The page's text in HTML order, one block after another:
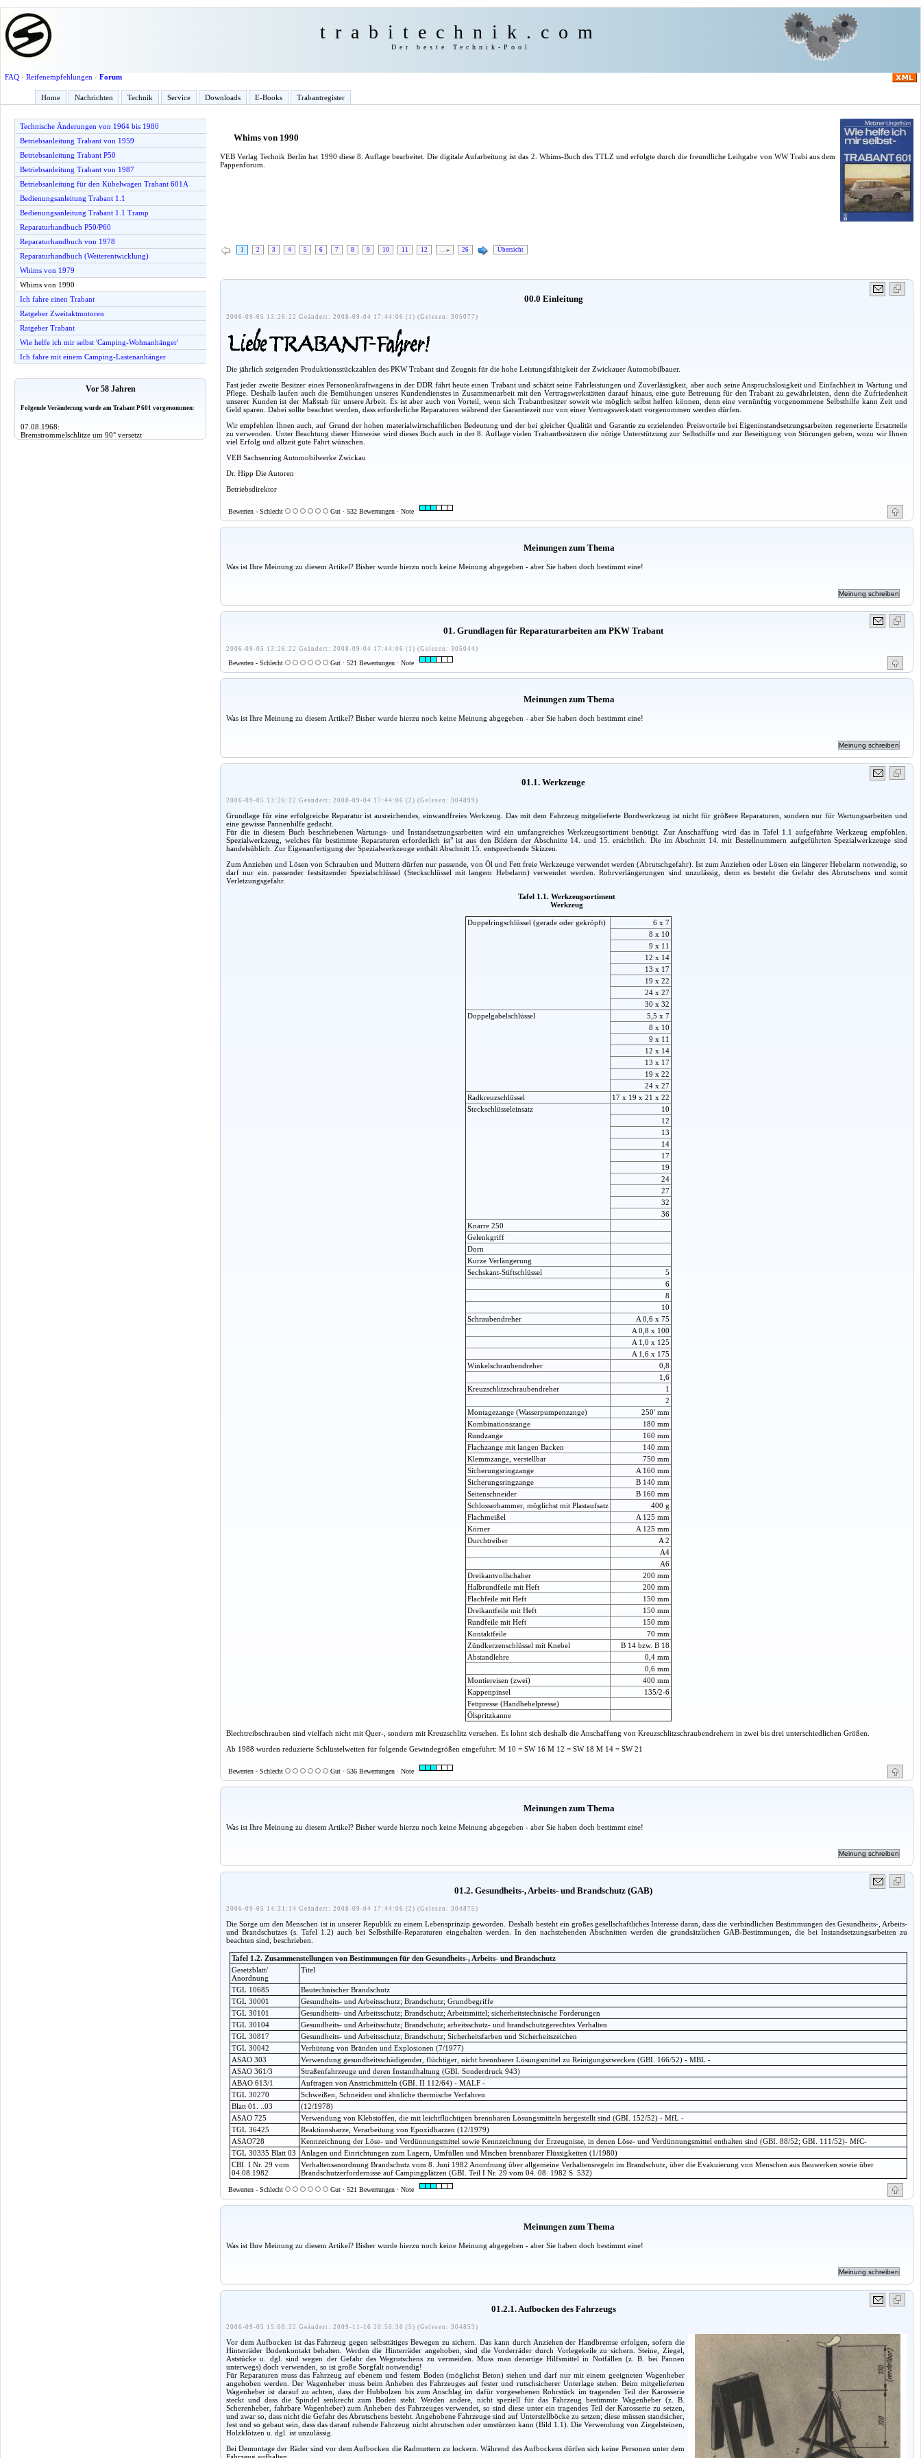
trabitechnik.com
Der beste Technik-Pool
FAQ· Reifenempfehlungen · Forum
Home Nachrichten Technik Service Downloads E-Books Trabantregister
Technische Änderungen von 1964 bis 1980
Betriebsanleitung Trabant von 1959
Betriebsanleitung Trabant P50
Betriebsanleitung Trabant von 1987
Betriebsanleitung für den Kübelwagen Trabant 601A
Bedienungsanleitung Trabant 1.1
Bedienungsanleitung Trabant 1.1 Tramp
Reparaturhandbuch P50/P60
Reparaturhandbuch von 1978
Reparaturhandbuch (Weiterentwicklung)
Whims von 1979
Whims von 1990
Ich fahre einen Trabant
Ratgeber Zweitaktmotoren
Ratgeber Trabant
Wie helfe ich mir selbst 'Camping-Wohnanhänger'
Ich fahre mit einem Camping-Lastenanhänger
Vor 58 Jahren
Folgende Veränderung wurde am Trabant P 601 vorgenommen:
07.08.1968:
Bremstrommelschlitze um 90° versetzt
Whims von 1990
VEB Verlag Technik Berlin hat 1990 diese 8. Auflage bearbeitet. Die digitale Aufarbeitung ist das 2. Whims-Buch des TTLZ und erfolgte durch die freundliche Leihgabe von WW Trabi aus dem
Pappenforum.
1 2 3 4 5 6 7 8 9 10 11 12 … 26 Übersicht
00.0 Einleitung
2006-09-05 13:26:22 Geändert: 2008-09-04 17:44:06 (1) (Gelesen: 305077)
Die jährlich steigenden Produktionsstückzahlen des PKW Trabant sind Zeugnis für die hohe Leistungsfähigkeit der Zwickauer Automobilbauer.
Fast jeder zweite Besitzer eines Personenkraftwagens in der DDR fährt heute einen Trabant und schätzt seine Fahrleistungen und Zuverlässigkeit, aber auch seine Anspruchslosigkeit und Einfachheit in Wartung und
Pflege. Deshalb laufen auch die Bemühungen unseres Kundendienstes in Zusammenarbeit mit den Vertragswerkstätten darauf hinaus, eine gute Betreuung für den Trabant zu gewährleisten, denn die Zufriedenheit
unserer Kunden ist der Maßstab für unsere Arbeit. Es ist aber auch von Vorteil, wenn sich Trabantbesitzer soweit wie möglich selbst helfen können, denn eine vernünftig vorgenommene Selbsthilfe kann Zeit und
Geld sparen. Dabei sollte beachtet werden, dass erforderliche Reparaturen während der Garantiezeit nur von einer Vertragswerkstatt vorgenommen werden dürfen.
Wir empfehlen Ihnen auch, auf Grund der hohen materialwirtschaftlichen Bedeutung und der bei gleicher Qualität und Garantie zu erzielenden Preisvorteile bei Eigeninstandsetzungsarbeiten regenerierte Ersatzteile
zu verwenden. Unter Beachtung dieser Hinweise wird dieses Buch auch in der 8. Auflage vielen Trabantbesitzern die nötige Unterstützung zur Selbsthilfe und zur Beseitigung von Störungen geben, wozu wir Ihnen
viel Erfolg und allzeit gute Fahrt wünschen.
VEB Sachsenring Automobilwerke Zwickau
Dr. Hipp Die Autoren
Betriebsdirektor
Bewerten - Schlecht Gut · 532 Bewertungen · Note
Meinungen zum Thema
Was ist Ihre Meinung zu diesem Artikel? Bisher wurde hierzu noch keine Meinung abgegeben - aber Sie haben doch bestimmt eine!
01. Grundlagen für Reparaturarbeiten am PKW Trabant
2006-09-05 13:26:22 Geändert: 2008-09-04 17:44:06 (1) (Gelesen: 305044)
Bewerten - Schlecht Gut · 521 Bewertungen · Note
Meinungen zum Thema
Was ist Ihre Meinung zu diesem Artikel? Bisher wurde hierzu noch keine Meinung abgegeben - aber Sie haben doch bestimmt eine!
01.1. Werkzeuge
2006-09-05 13:26:22 Geändert: 2008-09-04 17:44:06 (2) (Gelesen: 304899)
Grundlage für eine erfolgreiche Reparatur ist ausreichendes, einwandfreies Werkzeug. Das mit dem Fahrzeug mitgelieferte Bordwerkzeug ist nicht für größere Reparaturen, sondern nur für Wartungsarbeiten und
eine gewisse Pannenhilfe gedacht.
Für die in diesem Buch beschriebenen Wartungs- und Instandsetzungsarbeiten wird ein umfangreiches Werkzeugsortiment benötigt. Zur Anschaffung wird das in Tafel 1.1 aufgeführte Werkzeug empfohlen.
Spezialwerkzeug, welches für bestimmte Reparaturen erforderlich ist" ist aus den Bildern der Abschnitte 14. und 15. ersichtlich. Die im Abschnitt 14. mit Bestellnummern aufgeführten Spezialwerkzeuge sind
handelsüblich. Zur Eigenanfertigung der Spezialwerkzeuge enthält Abschnitt 15. entsprechende Skizzen.
Zum Anziehen und Lösen von Schrauben und Muttern dürfen nur passende, von Öl und Fett freie Werkzeuge verwendet werden (Abrutschgefahr). Ist zum Anziehen oder Lösen ein längerer Hebelarm notwendig, so
darf nur ein. passender festsitzender Spezialschlüssel (Steckschlüssel mit langem Hebelarm) verwendet werden. Rohrverlängerungen sind unzulässig, denn es besteht die Gefahr des Abrutschens und somit
Verletzungsgefahr.
Tafel 1.1. Werkzeugsortiment
Werkzeug
Doppelringschlüssel (gerade oder gekröpft)
6 x 7
8 x 10
9 x 11
12 x 14
13 x 17
19 x 22
24 x 27
30 x 32
Doppelgabelschlüssel
5,5 x 7
8 x 10
9 x 11
12 x 14
13 x 17
19 x 22
24 x 27
Radkreuzschlüssel
17 x 19 x 21 x 22
Steckschlüsseleinsatz
10
12
13
14
17
19
24
27
32
36
Knarre 250
Gelenkgriff
Dorn
Kurze Verlängerung
Sechskant-Stiftschlüssel
5
6
8
10
Schraubendreher
A 0,6 x 75
A 0,8 x 100
A 1,0 x 125
A 1,6 x 175
Winkelschraubendreher
0,8
1,6
Kreuzschlitzschraubendreher
1
2
Montagezange (Wasserpumpenzange)
250' mm
Kombinationszange
180 mm
Rundzange
160 mm
Flachzange mit langen Backen
140 mm
Klemmzange, verstellbar
750 mm
Sicherungsringzange
A 160 mm
Sicherungsringzange
B 140 mm
Seitenschneider
B 160 mm
Schlosserhammer, möglichst mit Plastaufsatz
400 g
Flachmeißel
A 125 mm
Körner
A 125 mm
Durchtreiber
A 2
A4
A6
Dreikantvollschaber
200 mm
Halbrundfeile mit Heft
200 mm
Flachfeile mit Heft
150 mm
Dreikantfeile mit Heft
150 mm
Rundfeile mit Heft
150 mm
Kontaktfeile
70 mm
Zündkerzenschlüssel mit Knebel
B 14 bzw. B 18
Abstandlehre
0,4 mm
0,6 mm
Montiereisen (zwei)
400 mm
Kappenpinsel
135/2-6
Fettpresse (Handhebelpresse)
Ölspritzkanne
Blechtreibschrauben sind vielfach nicht mit Quer-, sondern mit Kreuzschlitz versehen. Es lohnt sich deshalb die Anschaffung von Kreuzschlitzschraubendrehern in zwei bis drei unterschiedlichen Größen.
Ab 1988 wurden reduzierte Schlüsselweiten für folgende Gewindegrößen eingeführt: M 10 = SW 16 M 12 = SW 18 M 14 = SW 21
Bewerten - Schlecht Gut · 536 Bewertungen · Note
Meinungen zum Thema
Was ist Ihre Meinung zu diesem Artikel? Bisher wurde hierzu noch keine Meinung abgegeben - aber Sie haben doch bestimmt eine!
01.2. Gesundheits-, Arbeits- und Brandschutz (GAB)
2006-09-05 14:31:14 Geändert: 2008-09-04 17:44:06 (2) (Gelesen: 304875)
Die Sorge um den Menschen ist in unserer Republik zu einem Lebensprinzip geworden. Deshalb besteht ein großes gesellschaftliches Interesse daran, dass die verbindlichen Bestimmungen des Gesundheits-, Arbeits-
und Brandschutzes (s. Tafel 1.2) auch bei Selbsthilfe-Reparaturen eingehalten werden. In den nachstehenden Abschnitten werden die grundsätzlichen GAB-Bestimmungen, die bei Instandsetzungsarbeiten zu
beachten sind, beschrieben.
Tafel 1.2. Zusammenstellungen von Bestimmungen für den Gesundheits-, Arbeits- und Brandschutz
Gesetzblatt/
Anordnung
Titel
TGL 10685
Bautechnischer Brandschutz
TGL 30001
Gesundheits- und Arbeitsschutz; Brandschutz; Grundbegriffe
TGL 30101
Gesundheits- und Arbeitsschutz; Brandschutz; Arbeitsmittel; sicherheitstechnische Forderungen
TGL 30104
Gesundheits- und Arbeitsschutz; Brandschutz; arbeitsschutz- und brandschutzgerechtes Verhalten
TGL 30817
Gesundheits- und Arbeitsschutz; Brandschutz; Sicherheitsfarben und Sicherheitszeichen
TGL 30042
Verhütung von Bränden und Explosionen (7/1977)
ASAO 303
Verwendung gesundheitsschädigender, flüchtiger, nicht brennbarer Lösungsmittel zu Reinigungszwecken (GBI. 166/52) - MBL -
ASAO 361/3
Straßenfahrzeuge und deren Instandhaltung (GBI. Sonderdruck 943)
ABAO 613/1
Auftragen von Anstrichmitteln (GBI. II 112/64) - MALF -
TGL 30270
Schweißen, Schneiden und ähnliche thermische Verfahren
Blatt 01. ..03
(12/1978)
ASAO 725
Verwendung von Klebstoffen, die mit leichtflüchtigen brennbaren Lösungsmitteln hergestellt sind (GBI. 152/52) - MfL -
TGL 36425
Reaktionsharze, Verarbeitung von Epoxidharzen (12/1979)
ASAO728
Kennzeichnung der Löse- und Verdünnungsmittel sowie Kennzeichnung der Erzeugnisse, in denen Löse- und Verdünnungsmittel enthalten sind (GBI. 88/52; GBI. 111/52)- MfC-
TGL 30335 Blatt 03
Anlagen und Einrichtungen zum Lagern, Umfüllen und Mischen brennbarer Flüssigkeiten (1/1980)
CBI. I Nr. 29 vom
04.08.1982
Verhaltensanordnung Brandschutz vom 8. Juni 1982 Anordnung über allgemeine Verhaltensregeln im Brandschutz, über die Evakuierung von Menschen aus Bauwerken sowie über
Brandschutzerfordernisse auf Campingplätzen (GBI. Teil I Nr. 29 vom 04. 08. 1982 S. 532)
Bewerten - Schlecht Gut · 521 Bewertungen · Note
Meinungen zum Thema
Was ist Ihre Meinung zu diesem Artikel? Bisher wurde hierzu noch keine Meinung abgegeben - aber Sie haben doch bestimmt eine!
01.2.1. Aufbocken des Fahrzeugs
2006-09-05 15:08:32 Geändert: 2009-11-16 20:50:36 (5) (Gelesen: 304853)
Vor dem Aufbocken ist das Fahrzeug gegen selbsttätiges Bewegen zu sichern. Das kann durch Anziehen der Handbremse erfolgen, sofern die
Hinterräder Bodenkontakt behalten. Werden die Hinterräder angehoben, sind die Vorderräder durch Vorlegekeile zu sichern. Steine, Ziegel,
Aststücke u. dgl. sind wegen der Gefahr des Wegrutschens zu vermeiden. Muss man derartige Hilfsmittel in Notfällen (z. B. bei Pannen
unterwegs) doch verwenden, so ist große Sorgfalt notwendig!
Für Reparaturen muss das Fahrzeug auf ebenem und festem Boden (möglichst Beton) stehen und darf nur mit einem geeigneten Wagenheber
angehoben werden. Der Wagenheber muss beim Anheben des Fahrzeuges auf fester und rutschsicherer Unterlage stehen. Beim mitgelieferten
Wagenheber ist darauf zu achten, dass der Hubbolzen bis zum Anschlag im dafür vorgesehenen Rohrstück im tragenden Teil der Karosserie
steckt und dass die Spindel senkrecht zum Boden steht. Werden andere, nicht speziell für das Fahrzeug bestimmte Wagenheber (z. B.
Scherenheber, fahrbare Wagenheber) zum Anheben des Fahrzeuges verwendet, so sind diese unter ein tragendes Teil der Karosserie zu setzen,
und zwar so, dass nicht die Gefahr des Abrutschens besteht. Angehobene Fahrzeuge sind auf Unterstellböcke zu setzen; diese müssen standsicher,
fest und so gebaut sein, dass das darauf ruhende Fahrzeug nicht abrutschen oder umstürzen kann (Bild 1.1). Die Verwendung von Ziegelsteinen,
Holzklötzen u. dgl. ist unzulässig.
Bei Demontage der Räder sind vor dem Aufbocken die Radmuttern zu lockern. Während des Aufbockens dürfen sich keine Personen unter dem